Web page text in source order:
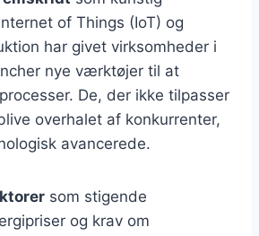
of Things (IoT) og
har givet virksomheder i
nye værktøjer til at
De, der ikke tilpasser
overhalet af konkurrenter,
avancerede.
som stigende
og krav om